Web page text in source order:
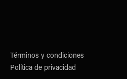
Términos y condiciones
Política de privacidad